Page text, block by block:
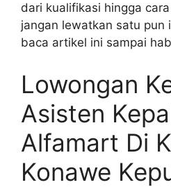
dari kualifikasi hingga
jangan lewatkan satu pun
baca artikel ini sampai
Lowongan
Asisten
Alfamart Di
Konawe